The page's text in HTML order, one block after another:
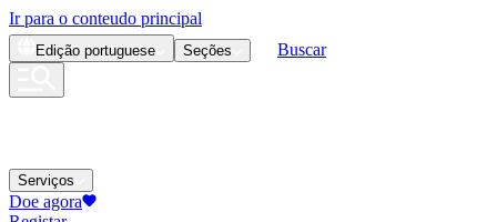
Ir para o conteudo principal
Edição portuguese Seções Buscar
Serviços
Doe agora